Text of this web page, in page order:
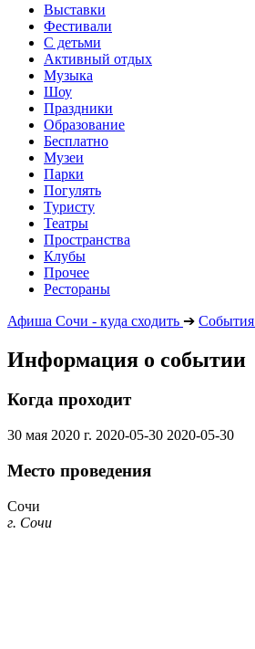
Выставки
Фестивали
С детьми
Активный отдых
Музыка
Шоу
Праздники
Образование
Бесплатно
Музеи
Парки
Погулять
Туристу
Театры
Пространства
Клубы
Прочее
Рестораны
Афиша Сочи - куда сходить ➔ События
Информация о событии
Когда проходит
30 мая 2020 г. 2020-05-30 2020-05-30
Место проведения
Сочи
г. Сочи